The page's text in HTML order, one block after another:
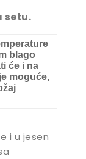
setu.
blago
će i na
moguće,
i u jesen